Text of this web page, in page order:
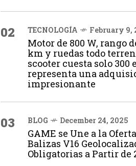
02 TECNOLOGÍA February 9,
Motor de 800 W, rango
km y ruedas todo
scooter cuesta solo 300
representa una
impresionante
03 BLOG December 24, 2025
GAME se Une a la
Balizas V16
Obligatorias a Partir de